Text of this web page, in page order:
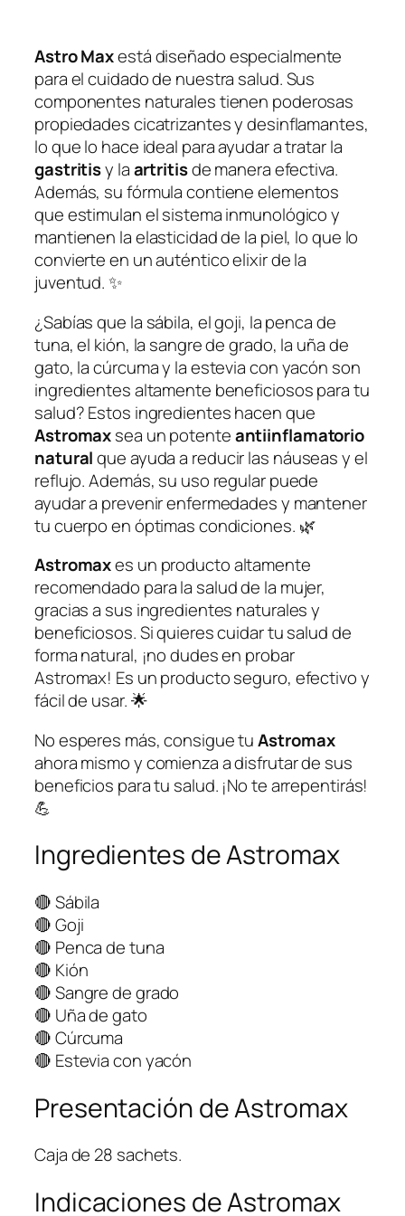
Astro Maxestá diseñado especialmente
para el cuidado de nuestra salud. Sus
componentes naturales tienen poderosas
propiedades cicatrizantes y desinflamantes,
lo que lo hace ideal para ayudar a tratar la
gastritisy laartritisde manera efectiva.
Además, su fórmula contiene elementos
que estimulan el sistema inmunológico y
mantienen la elasticidad de la piel, lo que lo
convierte en un auténticoelixir de la
juventud. ✨
¿Sabías que la sábila, el goji, la penca de
tuna, el kión, la sangre de grado, la uña de
gato, la cúrcuma y la estevia con yacón son
ingredientes altamente beneficiosos para tu
salud? Estos ingredientes hacen que
Astromaxsea un potenteantiinflamatorio
naturalque ayuda a reducir las náuseas y el
reflujo. Además, su uso regular puede
ayudar a prevenir enfermedades y mantener
tu cuerpo en óptimas condiciones. 🌿
Astromaxes un producto altamente
recomendado para la salud de la mujer,
gracias a sus ingredientes naturales y
beneficiosos. Si quieres cuidar tu salud de
forma natural, ¡no dudes en probar
Astromax! Es un producto seguro, efectivo y
fácil de usar. 🌟
No esperes más, consigue tuAstromax
ahora mismo y comienza a disfrutar de sus
beneficios para tu salud. ¡No te arrepentirás!
💪
Ingredientes de Astromax
🔴 Sábila
🔴 Goji
🔴 Penca de tuna
🔴 Kión
🔴 Sangre de grado
🔴 Uña de gato
🔴 Cúrcuma
🔴 Estevia con yacón
Presentación de Astromax
Caja de 28 sachets.
Indicaciones de Astromax